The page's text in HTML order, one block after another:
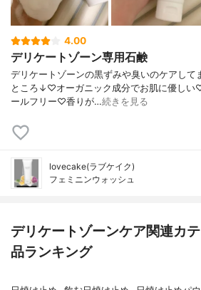
4.00
デリケートゾーン専用石鹸
デリケートゾーンの黒ずみや臭いのケアして
ところ↓♡オーガニック成分でお肌に優しい
ールフリー♡香りが…続きを見る
lovecake(ラブケイク)
フェミニンウォッシュ
デリケートゾーンケア関連カ
品ランキング